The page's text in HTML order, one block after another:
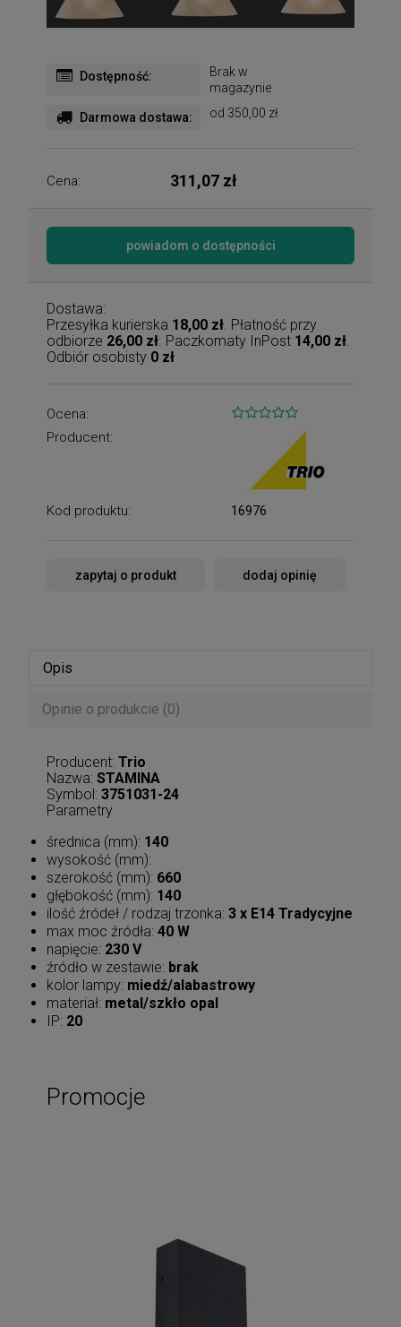
Dostępność:
Brak w
magazynie
Darmowa dostawa: od 350,00 zł
Cena: 311,07 zł
powiadom o dostępności
Dostawa:
Przesyłka kurierska 18,00 zł . Płatność przy
odbiorze 26,00 zł . Paczkomaty InPost 14,00 zł
Odbiór osobisty 0 zł
Ocena:
Producent:
Kod produktu: 16976
zapytaj o produkt dodaj opinię
Opis
Opinie o produkcie (0)
Producent: Trio
Nazwa: STAMINA
Symbol: 3751031-24
Parametry
średnica (mm): 140
wysokość (mm):
szerokość (mm): 660
głębokość (mm): 140
ilość źródeł / rodzaj trzonka: 3 x E14 Tradycyjne
max moc źródła: 40 W
napięcie: 230 V
źródło w zestawie: brak
kolor lampy: miedź/alabastrowy
materiał: metal/szkło opal
IP: 20
Promocje